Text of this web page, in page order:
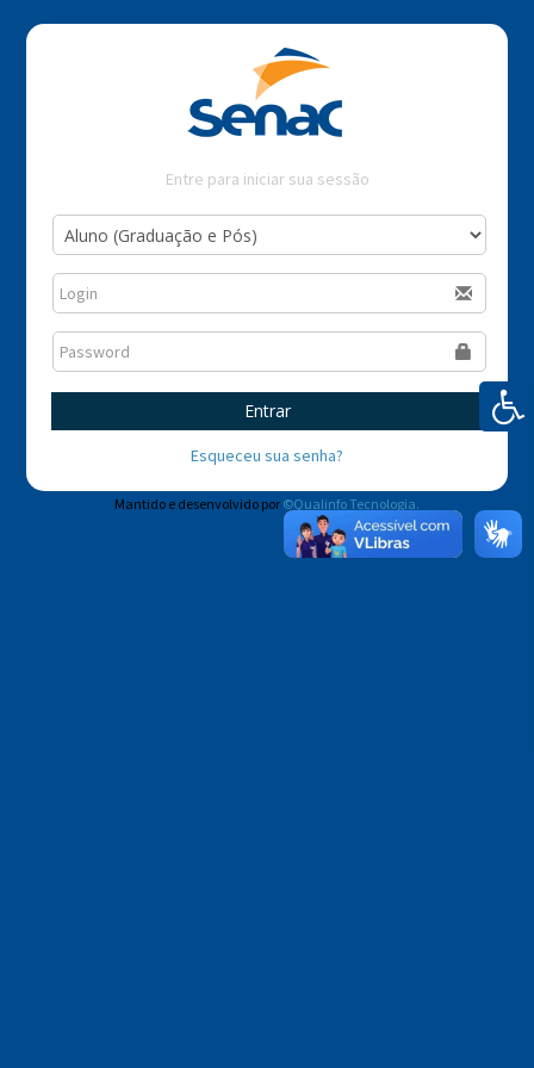
Entre para iniciar sua sessão
Entrar
Esqueceu sua senha?
Mantido e desenvolvido por ©Qualinfo Tecnologia.